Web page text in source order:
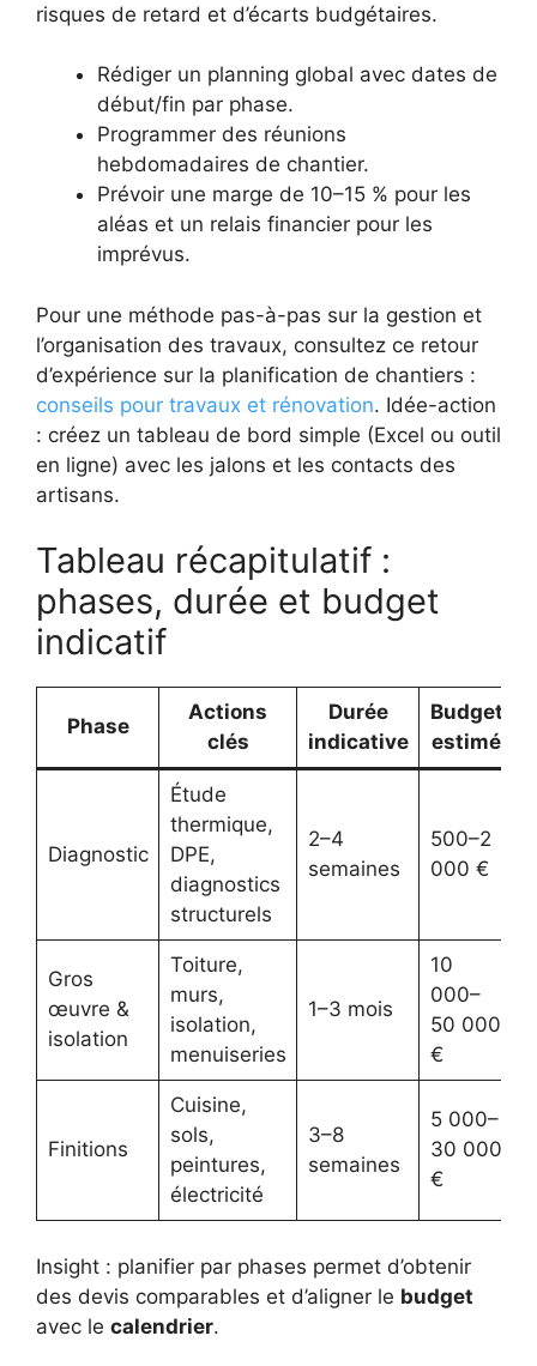
risques de retard et d’écarts budgétaires.
Rédiger un planning global avec dates de
début/fin par phase.
Programmer des réunions
hebdomadaires de chantier.
Prévoir une marge de 10–15 % pour les
aléas et un relais financier pour les
imprévus.
Pour une méthode pas-à-pas sur la gestion et
l’organisation des travaux, consultez ce retour
d’expérience sur la planification de chantiers :
conseils pour travaux et rénovation. Idée-action
: créez un tableau de bord simple (Excel ou outil
en ligne) avec les jalons et les contacts des
artisans.
Tableau récapitulatif :
phases, durée et budget
indicatif
Phase
Actions
clés
Durée
indicative
Budget
estimé
Diagnostic
Étude
thermique,
DPE,
diagnostics
structurels
2–4
semaines
500–2
000 €
Gros
œuvre &
isolation
Toiture,
murs,
isolation,
menuiseries
1–3 mois
10
000–
50 000
€
Finitions
Cuisine,
sols,
peintures,
électricité
3–8
semaines
5 000–
30 000
€
Insight : planifier par phases permet d’obtenir
des devis comparables et d’aligner le budget
avec le calendrier.